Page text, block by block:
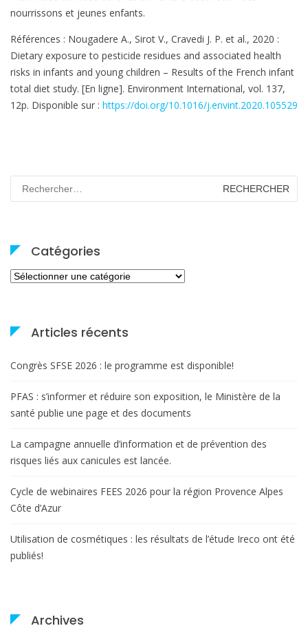
nourrissons et jeunes enfants.
Références : Nougadere A., Sirot V., Cravedi J. P. et al., 2020 :
Dietary exposure to pesticide residues and associated health
risks in infants and young children – Results of the French infant
total diet study. [En ligne]. Environment International, vol. 137,
12p. Disponible sur : https://doi.org/10.1016/j.envint.2020.105529
Catégories
Catégories
Articles récents
Congrès SFSE 2026 : le programme est disponible!
PFAS : s’informer et réduire son exposition, le Ministère de la
santé publie une page et des documents
La campagne annuelle d’information et de prévention des
risques liés aux canicules est lancée.
Cycle de webinaires FEES 2026 pour la région Provence Alpes
Côte d’Azur
Utilisation de cosmétiques : les résultats de l’étude Ireco ont été
publiés!
Archives